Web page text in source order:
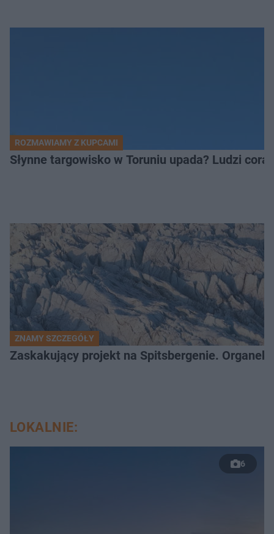
ROZMAWIAMY Z KUPCAMI
Słynne targowisko w Toruniu upada? Ludzi
ZNAMY SZCZEGÓŁY
Zaskakujący projekt na Spitsbergenie.
LOKALNIE:
6